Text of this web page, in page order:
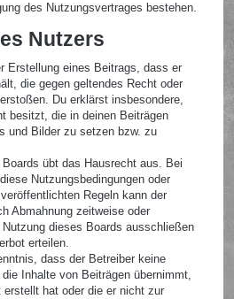
des Nutzungsvertrages bestehen.
Nutzers
Erstellung eines Beitrags, dass er
die gegen geltendes Recht oder
Du erklärst insbesondere,
besitzt, die in deinen Beiträgen
und Bilder zu setzen bzw. zu
Boards übt das Hausrecht aus. Bei
Nutzungsbedingungen oder
Regeln kann der
Abmahnung zeitweise oder
dieses Boards ausschließen
erteilen.
dass der Betreiber keine
Inhalte von Beiträgen übernimmt,
hat oder die er nicht zur